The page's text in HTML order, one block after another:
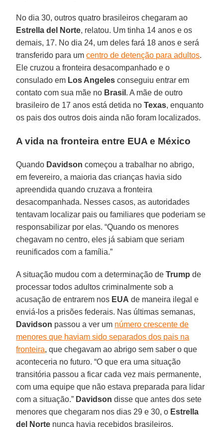
No dia 30, outros quatro brasileiros chegaram ao
Estrella del Norte, relatou. Um tinha 14 anos e os
demais, 17. No dia 24, um deles fará 18 anos e será
transferido para umcentro de detenção para adultos.
Ele cruzou a fronteira desacompanhado e o
consulado em Los Angeles conseguiu entrar em
contato com sua mãe no Brasil . A mãe de outro
brasileiro de 17 anos está detida noTexas, enquanto
os pais dos outros dois ainda não foram localizados.
A vida na fronteira entre EUA e México
Quando Davidson começou a trabalhar no abrigo,
em fevereiro, a maioria das crianças havia sido
apreendida quando cruzava a fronteira
desacompanhada. Nesses casos, as autoridades
tentavam localizar pais ou familiares que poderiam se
responsabilizar por elas. “Quando os menores
chegavam no centro, eles já sabiam que seriam
reunificados com a família.”
A situação mudou com a determinação deTrump de
processar todos adultos criminalmente sob a
acusação de entrarem nos EUA de maneira ilegal e
enviá-los a prisões federais. Nas últimas semanas,
Davidson passou a ver um número crescente de
menores que haviam sido separados dos pais na
fronteira, que chegavam ao abrigo sem saber o que
aconteceria no futuro. “O que era uma situação
transitória passou a ficar cada vez mais permanente,
com uma equipe que não estava preparada para lidar
com a situação.” Davidson disse que antes dos sete
menores que chegaram nos dias 29 e 30, o Estrella
del Norte nunca havia recebidos brasileiros.